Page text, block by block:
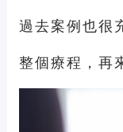
過去案例也很
整個療程，再